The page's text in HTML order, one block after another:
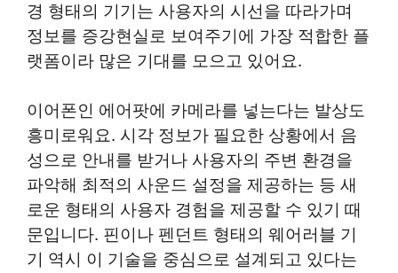
경 형태의 기기는 사용자의 시선을 따라가며
정보를 증강현실로 보여주기에 가장 적합한 플
랫폼이라 많은 기대를 모으고 있어요.
이어폰인 에어팟에 카메라를 넣는다는 발상도
흥미로워요. 시각 정보가 필요한 상황에서 음
성으로 안내를 받거나 사용자의 주변 환경을
파악해 최적의 사운드 설정을 제공하는 등 새
로운 형태의 사용자 경험을 제공할 수 있기 때
문입니다. 핀이나 펜던트 형태의 웨어러블 기
기 역시 이 기술을 중심으로 설계되고 있다는